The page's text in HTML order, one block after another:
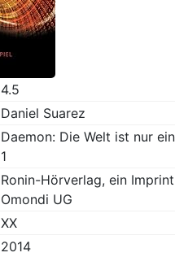
4.5
Daniel Suarez
Daemon: Die Welt ist nur
1
Ronin-Hörverlag, ein
Omondi UG
XX
2014